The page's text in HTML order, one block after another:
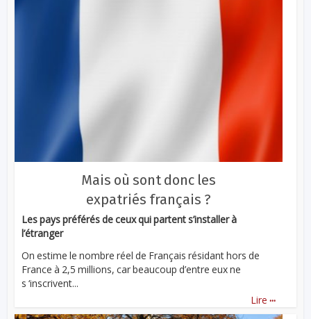
Mais où sont donc les
expatriés français ?
Les pays préférés de ceux qui partent s’installer à
l’étranger
On estime le nombre réel de Français résidant hors de
France à 2,5 millions, car beaucoup d’entre eux ne
s ‘inscrivent...
Lire ...